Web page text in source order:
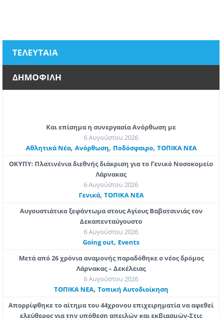
ΤΕΛΕΥΤΑΙΑ
ΔΗΜΟΦΙΛΗ
Και επίσημα η συνεργασία Ανόρθωση με
6 Αυγούστου 2026
Αθλητικά Νέα, Ανόρθωση, Ποδόσφαιρο, ΤΟΠΙΚΑ ΝΕΑ
ΟΚΥΠΥ: Πλατινένια διεθνής διάκριση για το Γενικό Νοσοκομείο
Λάρνακας
6 Αυγούστου 2026
Γενικά, ΤΟΠΙΚΑ ΝΕΑ
Αυγουστιάτικο ξεφάντωμα στους Αγίους Βαβατσινιάς τον
Δεκαπενταύγουστο
6 Αυγούστου 2026
Going out, Εvents
Μετά από 26 χρόνια αναμονής παραδόθηκε ο νέος δρόμος
Λάρνακας – Δεκέλειας
6 Αυγούστου 2026
ΤΟΠΙΚΑ ΝΕΑ, Τοπική Αυτοδιοίκηση
Απορρίφθηκε το αίτημα του 44χρονου επιχειρηματία να αφεθεί
ελεύθερος για την υπόθεση απειλών και εκβιασμών-Στις